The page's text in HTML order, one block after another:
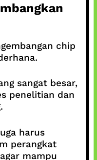
chip
sangat besar,
penelitian dan
harus
perangkat
mampu